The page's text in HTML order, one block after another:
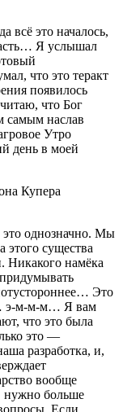
всё это началось,
Я услышал
что это теракт
появилось
что Бог
самым наслав
Утро
день в моей
Купера
однозначно. Мы
этого существа
Никакого намёка
Это
э-м-м-м… Я вам
что это была
это —
разработка, и,
вообще
нужно больше